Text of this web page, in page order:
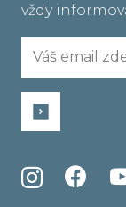
vždy
Email